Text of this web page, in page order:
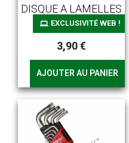
DISQUE A LAMELLES
3,90 €
AJOUTER AU PANIER
EXCLUSIVITÉ WEB !